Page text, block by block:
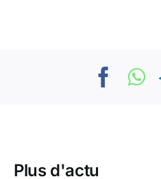
Plus d'actu